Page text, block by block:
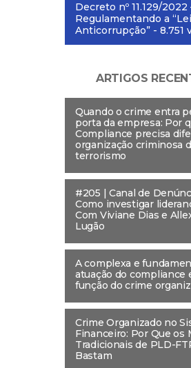
Decreto nº 11.129/2022
Regulamentando a “Lei
Anticorrupção” - 8.751
ARTIGOS
Quando o crime entra
porta da empresa: Por
Compliance precisa
organização criminosa
terrorismo
#205 | Canal de
Como investigar
Com Viviane Dias e
Lugão
A complexa e
atuação do compliance
função do crime
Crime Organizado no
Financeiro: Por Que os
Tradicionais de PLD-
Bastam